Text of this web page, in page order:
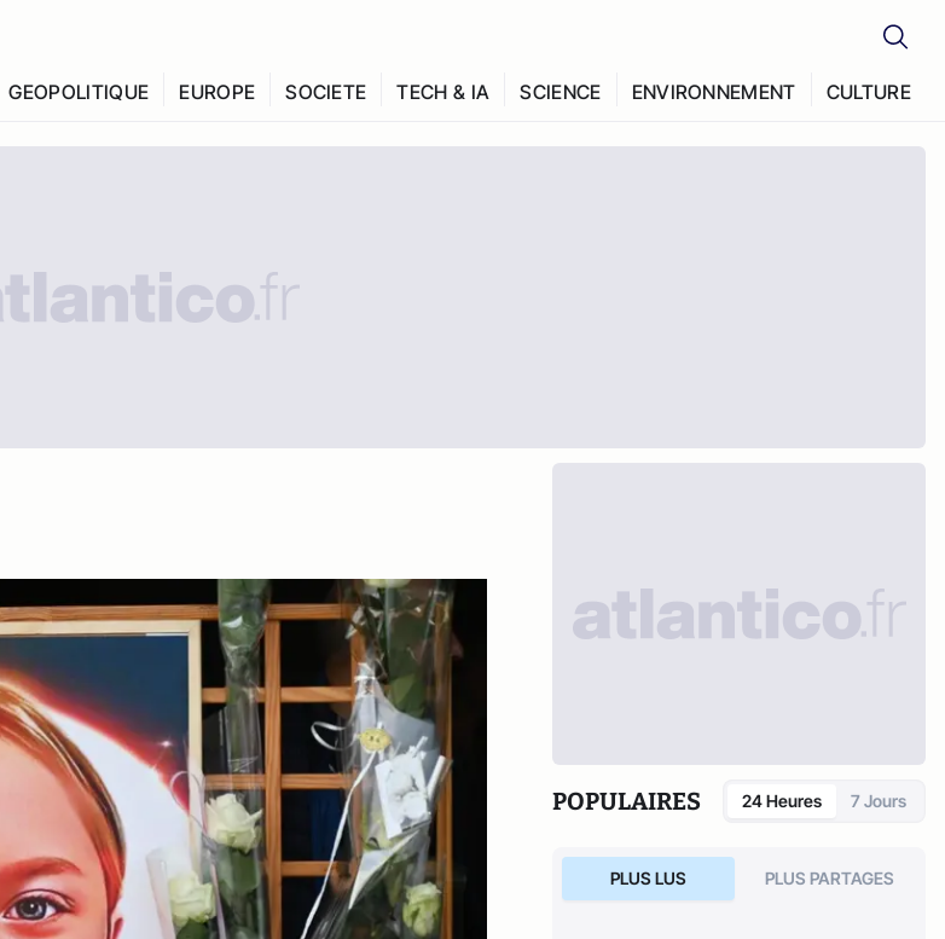
GEOPOLITIQUE EUROPE SOCIETE TECH & IA SCIENCE ENVIRONNEMENT CULTURE
POPULAIRES 24 Heures 7 Jours
PLUS LUS PLUS PARTAGES